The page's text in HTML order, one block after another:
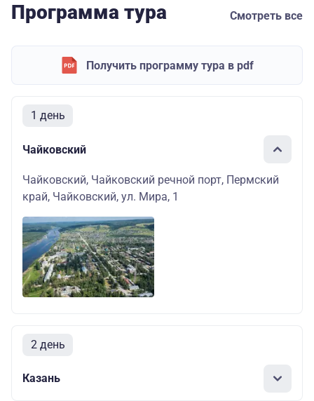
Программа тура Смотреть все
Получить программу тура в pdf
1 день
Чайковский
Чайковский, Чайковский речной порт, Пермский
край, Чайковский, ул. Мира, 1
2 день
Казань